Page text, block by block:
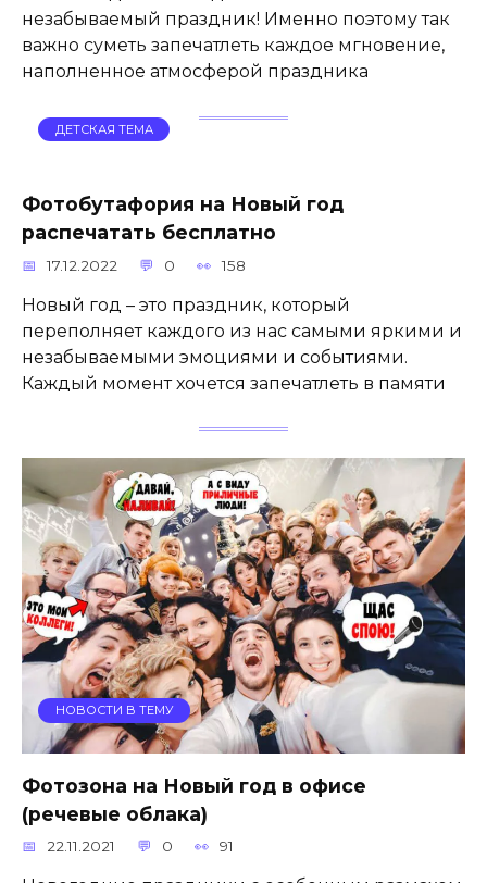
незабываемый праздник! Именно поэтому так
важно суметь запечатлеть каждое мгновение,
наполненное атмосферой праздника
ДЕТСКАЯ ТЕМА
Фотобутафория на Новый год
распечатать бесплатно
17.12.2022 0 158
Новый год – это праздник, который
переполняет каждого из нас самыми яркими и
незабываемыми эмоциями и событиями.
Каждый момент хочется запечатлеть в памяти
НОВОСТИ В ТЕМУ
Фотозона на Новый год в офисе
(речевые облака)
22.11.2021 0 91